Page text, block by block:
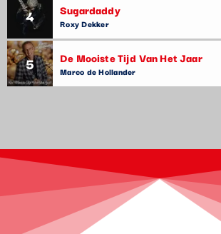
4 Sugardaddy
Roxy Dekker
5 De Mooiste Tijd Van Het Jaar
Marco de Hollander